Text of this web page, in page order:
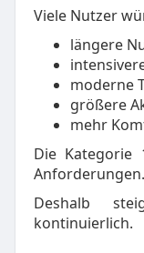
Viele Nutzer
längere
moderne
größere
mehr
Die Kategorie
Anforderungen.
Deshalb
kontinuierlich.